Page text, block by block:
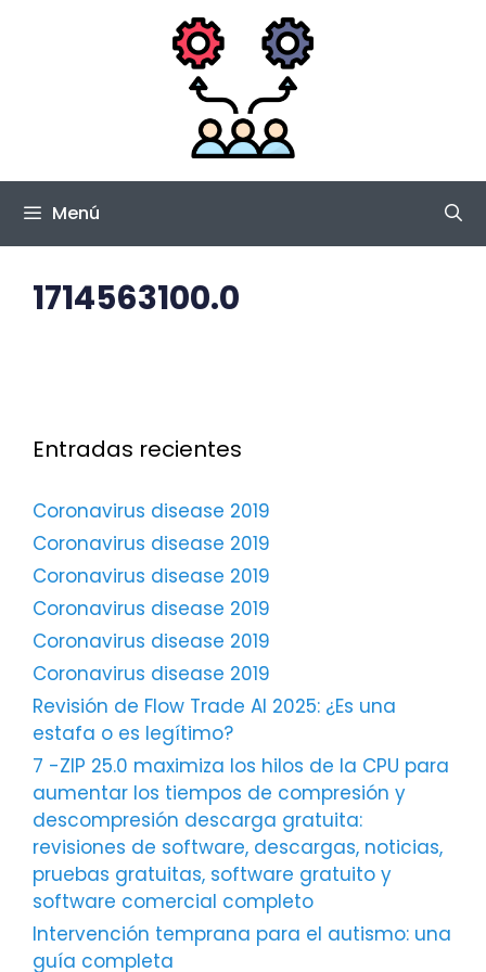
Menú
1714563100.0
Entradas recientes
Coronavirus disease 2019
Coronavirus disease 2019
Coronavirus disease 2019
Coronavirus disease 2019
Coronavirus disease 2019
Coronavirus disease 2019
Revisión de Flow Trade AI 2025: ¿Es una
estafa o es legítimo?
7 -ZIP 25.0 maximiza los hilos de la CPU para
aumentar los tiempos de compresión y
descompresión descarga gratuita:
revisiones de software, descargas, noticias,
pruebas gratuitas, software gratuito y
software comercial completo
Intervención temprana para el autismo: una
guía completa